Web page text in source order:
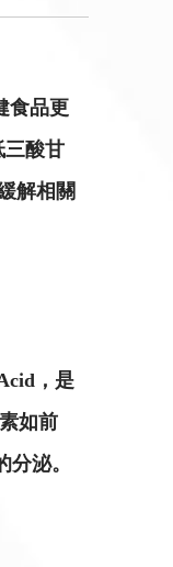
食品更
三酸甘
解相關
，是
如前
泌。